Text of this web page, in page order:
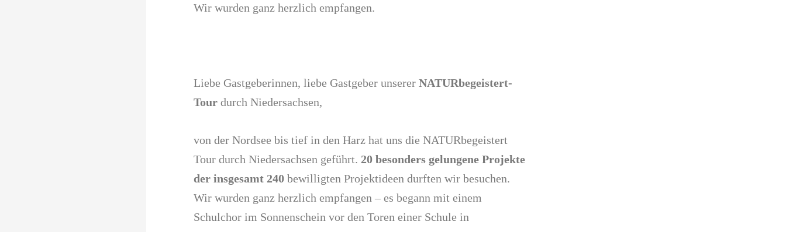
Wir wurden ganz herzlich empfangen.
Liebe Gastgeberinnen, liebe Gastgeber unserer NATURbegeistert-
Tour durch Niedersachsen,
von der Nordsee bis tief in den Harz hat uns die NATURbegeistert
Tour durch Niedersachsen geführt. 20 besonders gelungene Projekte
der insgesamt 240 bewilligten Projektideen durften wir besuchen.
Wir wurden ganz herzlich empfangen – es begann mit einem
Schulchor im Sonnenschein vor den Toren einer Schule in